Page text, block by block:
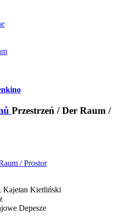
Przestrzeń / Der Raum /
Kajetan Kietliński
Depesze